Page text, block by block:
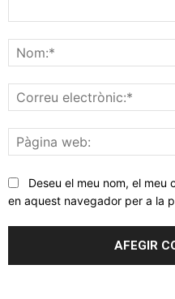
Deseu el meu nom, el meu
en aquest navegador per a la